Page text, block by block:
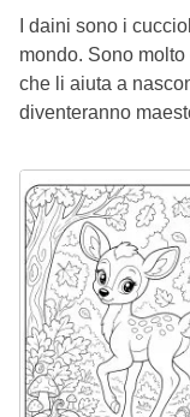
I daini sono i
mondo. Sono
che li aiuta a
diventeranno